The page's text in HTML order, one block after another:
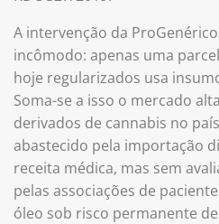
A intervenção da
incômodo: apenas uma
hoje regularizados usa
Soma-se a isso o mercado
derivados de cannabis no
abastecido pela importação
receita médica, mas sem
pelas associações de
óleo sob risco permanente